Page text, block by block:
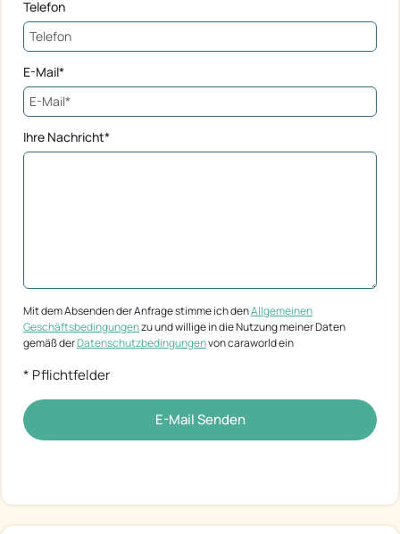
Telefon
E-Mail*
Ihre Nachricht*
Mit dem Absenden der Anfrage stimme ich denAllgemeinen
Geschäftsbedingungenzu und willige in die Nutzung meiner Daten
gemäß derDatenschutzbedingungenvon caraworld ein
* Pflichtfelder
E-Mail Senden